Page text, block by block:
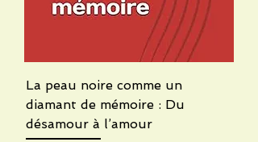
La peau noire comme un
diamant de mémoire : Du
désamour à l’amour